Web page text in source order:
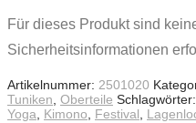
Für dieses Produkt sind
Sicherheitsinformationen
Artikelnummer: 2501020
Tuniken Oberteile Schlagwörter:
Yoga
Kimono Festival